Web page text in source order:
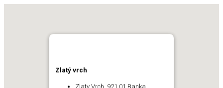
Zlatý vrch
Zlaty Vrch, 921 01 Banka,